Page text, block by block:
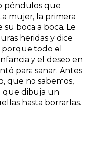
péndulos que
mujer, la primera
boca a boca. Le
heridas y dice
todo el
y el deseo en
para sanar. Antes
que no sabemos,
que dibuja un
hasta borrarlas.